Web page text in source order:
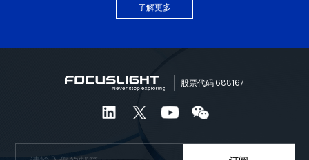
了解更多
股票代码 688167